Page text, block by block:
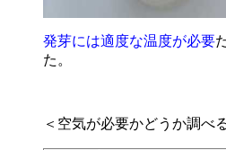
発芽には適度な温度が必要
た。
＜空気が必要かどうか調べ